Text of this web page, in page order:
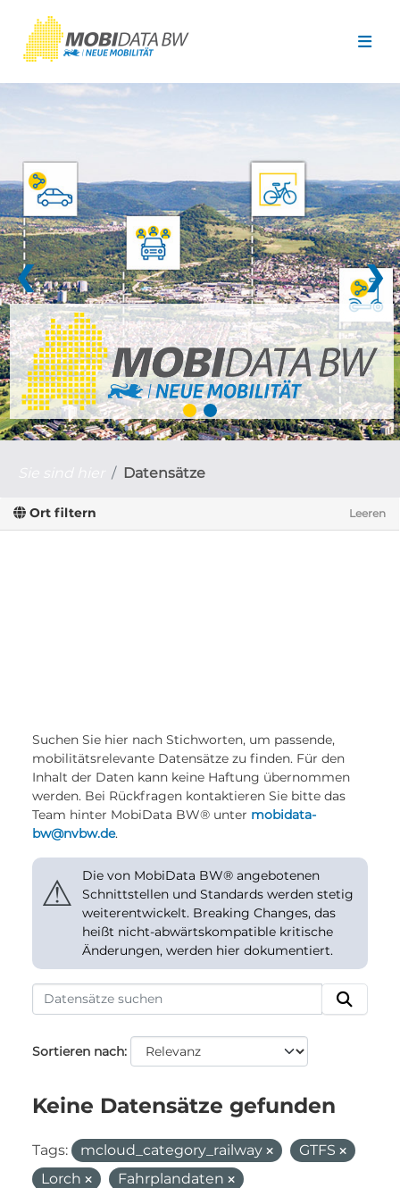
❮ ❯
Datensätze
Ort filtern Leeren
Suchen Sie hier nach Stichworten, um passende,
mobilitätsrelevante Datensätze zu finden. Für den
Inhalt der Daten kann keine Haftung übernommen
werden. Bei Rückfragen kontaktieren Sie bitte das
Team hinter MobiData BW® unter mobidata-
bw@nvbw.de.
⚠
Die von MobiData BW® angebotenen
Schnittstellen und Standards werden stetig
weiterentwickelt. Breaking Changes, das
heißt nicht-abwärtskompatible kritische
Änderungen, werden hier dokumentiert.
Sortieren nach
Keine Datensätze gefunden
Tags: mcloud_category_railway
GTFS
Lorch
Fahrplandaten